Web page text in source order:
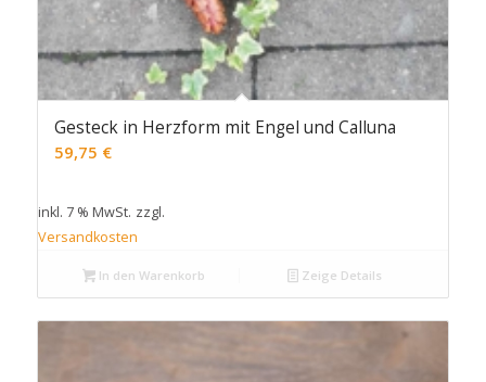
Gesteck in Herzform mit Engel und Calluna
59,75 €
inkl. 7 % MwSt. zzgl.
Versandkosten
In den Warenkorb Zeige Details